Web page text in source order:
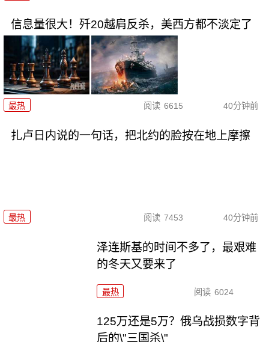
信息量很大！歼20越肩反杀，美西方都不淡定了
最热 阅读 6615 40分钟前
扎卢日内说的一句话，把北约的脸按在地上摩擦
最热 阅读 7453 40分钟前
泽连斯基的时间不多了，最艰难
的冬天又要来了
最热 阅读 6024
125万还是5万？俄乌战损数字背
后的\"三国杀\"